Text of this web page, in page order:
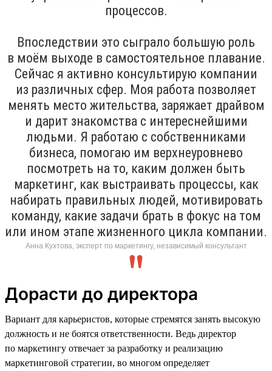
процессов.
Впоследствии это сыграло большую роль
в моём выходе в самостоятельное плавание.
Сейчас я активно консультирую компании
из различных сфер. Моя работа позволяет
менять место жительства, заряжает драйвом
и дарит знакомства с интереснейшими
людьми. Я работаю с собственниками
бизнеса, помогаю им верхнеуровнево
посмотреть на то, каким должен быть
маркетинг, как выстраивать процессы, как
набирать правильных людей, мотивировать
команду, какие задачи брать в фокус на том
или ином этапе жизненного цикла компании.
Анна Кухтова, эксперт по маркетингу, независимый консультант
Дорасти до директора
Вариант для карьеристов, которые стремятся занять высокую
должность и не боятся ответственности. Ведь директор
по маркетингу отвечает за разработку и реализацию
маркетинговой стратегии, во многом определяет